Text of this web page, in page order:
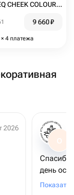
CHEEK COLOUR
9 660₽
× 4 платежа
2026
О
Спасибо,что
день
Показать